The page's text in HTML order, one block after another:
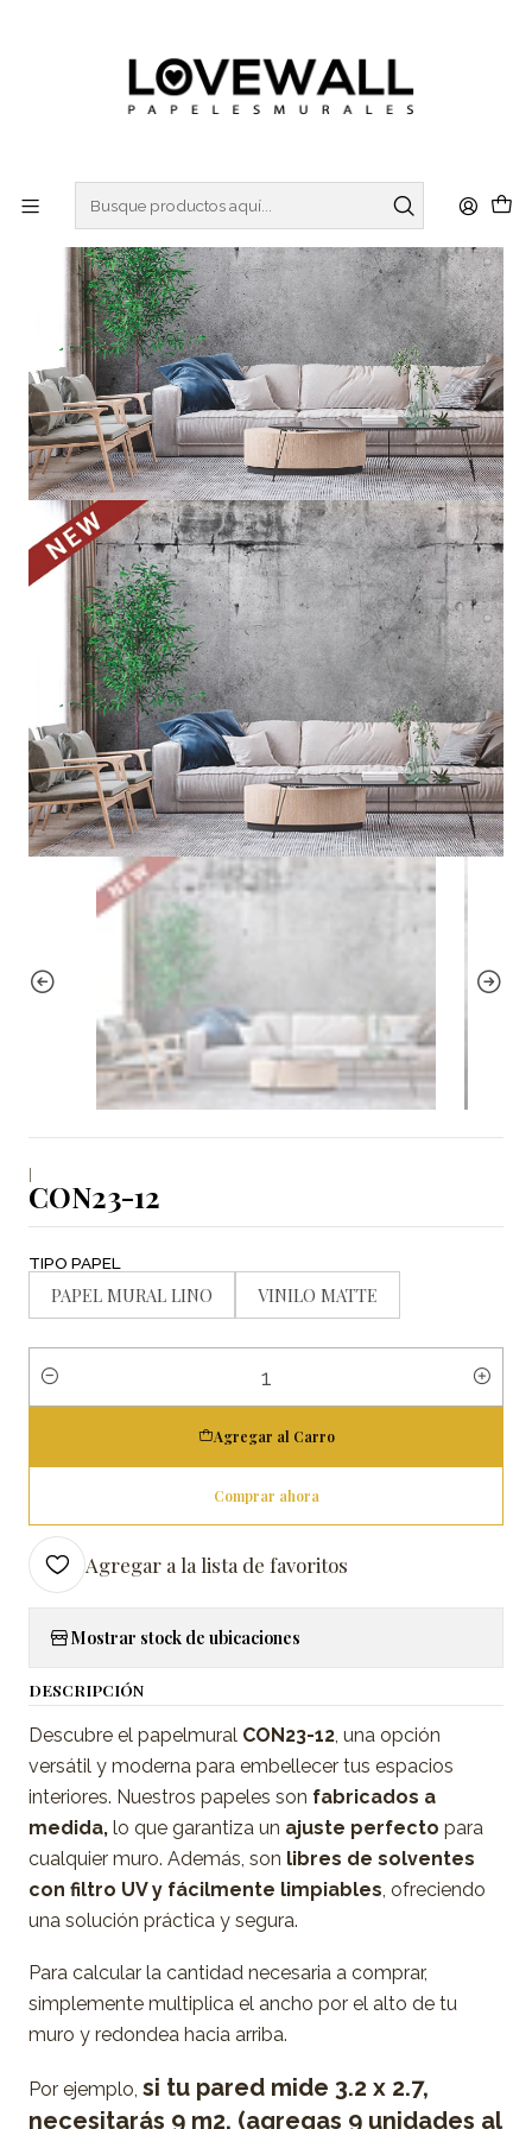
Inicio CONCRETO CON23-12
|
CON23-12
TIPO PAPEL
PAPEL MURAL LINO VINILO MATTE
Cantidad
Agregar al Carro
Comprar ahora
Agregar a la lista de favoritos
Mostrar stock de ubicaciones
DESCRIPCIÓN
Descubre el papelmural CON23-12, una opción
versátil y moderna para embellecer tus espacios
interiores. Nuestros papeles son fabricados a
medida, lo que garantiza un ajuste perfecto para
cualquier muro. Además, son libres de solventes
con filtro UV y fácilmente limpiables, ofreciendo
una solución práctica y segura.
Para calcular la cantidad necesaria a comprar,
simplemente multiplica el ancho por el alto de tu
muro y redondea hacia arriba.
Por ejemplo, si tu pared mide 3.2 x 2.7,
necesitarás 9 m2. (agregas 9 unidades al